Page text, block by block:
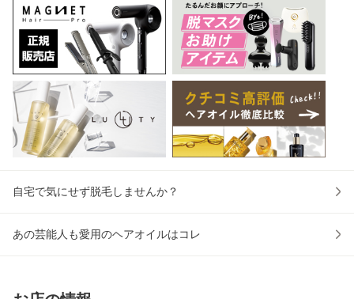
自宅で気にせず脱毛しませんか？
あの芸能人も愛用のヘアオイルはコレ